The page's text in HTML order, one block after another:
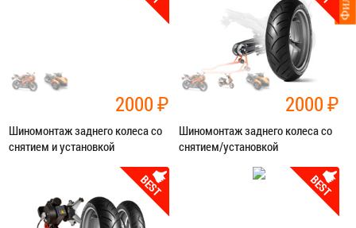
ЗАПИСАТЬСЯ В СЕРВИС ЗАПИСАТЬСЯ В СЕРВИС
2000₽
Шиномонтаж заднего колеса со
снятием и установкой
Шиномонтаж
ЗАПИСАТЬСЯ В СЕРВИС
2000₽
Шиномонтаж заднего колеса со
снятием/установкой
Шиномонтаж
ЗАПИСАТЬСЯ В СЕРВИС